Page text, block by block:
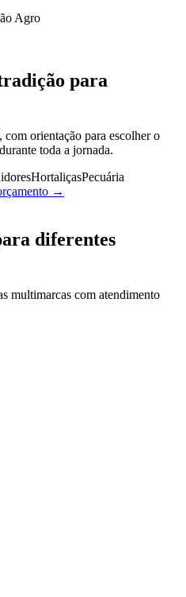
para
orientação para escolher o
toda a jornada.
HortaliçasPecuária
→
diferentes
multimarcas com atendimento